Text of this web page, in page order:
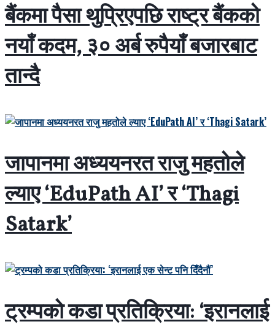
बैंकमा पैसा थुप्रिएपछि राष्ट्र बैंकको
नयाँ कदम, ३० अर्ब रुपैयाँ बजारबाट
तान्दै
जापानमा अध्ययनरत राजु महतोले
ल्याए ‘EduPath AI’ र ‘Thagi
Satark’
ट्रम्पको कडा प्रतिक्रिया: ‘इरानलाई